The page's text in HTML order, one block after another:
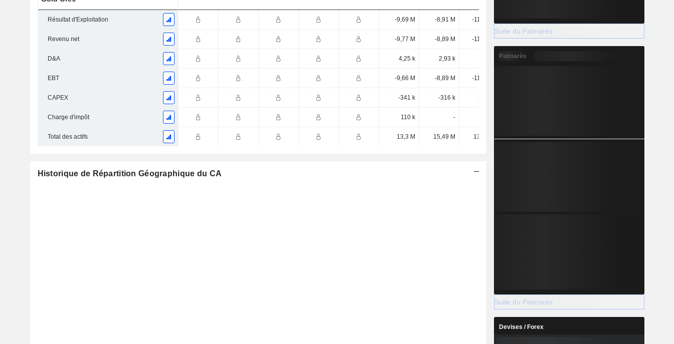
Résultat d'Exploitation -9,69 M -8,91 M -11,46 M
Revenu net -9,77 M -8,89 M -11,39 M -8,59 M -8,04 M
D&A 4,25 k 2,93 k 7,77 k
EBT -9,66 M -8,89 M -11,39 M
CAPEX -341 k -316 k -661 k
Charge d'impôt 110 k -
Total des actifs 13,3 M 15,49 M 13,29 M
Historique de Répartition Géographique du CA
Suite du Palmarès
Palmarès
Suite du Palmarès
Devises / Forex